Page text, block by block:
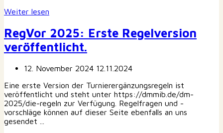
Weiter lesen
RegVor 2025: Erste Regelversion
veröffentlicht.
12. November 2024 12.11.2024
Eine erste Version der Turnierergänzungsregeln ist
veröffentlicht und steht unter https://dmmib.de/dm-
2025/die-regeln zur Verfügung. Regelfragen und -
vorschläge können auf dieser Seite ebenfalls an uns
gesendet ...